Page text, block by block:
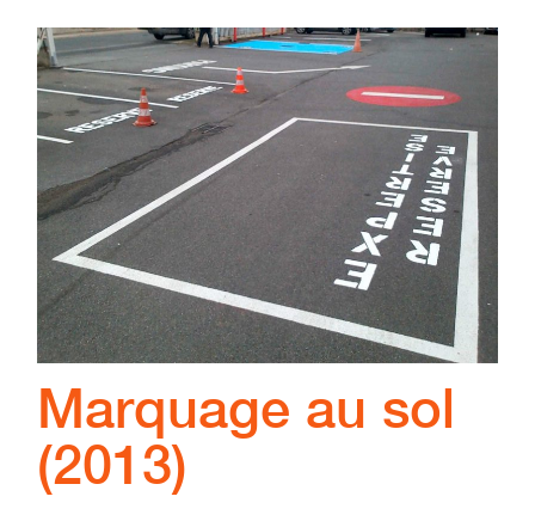
Marquage au sol
(2013)